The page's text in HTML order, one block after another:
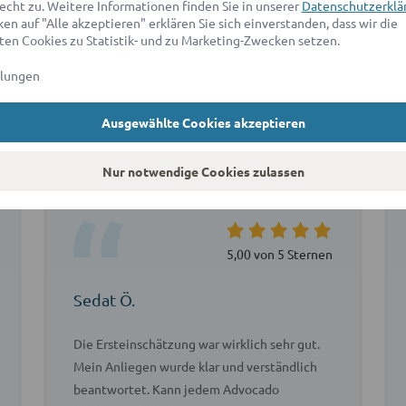
unsere Kunden über
5,00 von 5 Sternen
Sedat Ö.
Die Ersteinschätzung war wirklich sehr gut.
Mein Anliegen wurde klar und verständlich
beantwortet. Kann jedem Advocado
zu. Weitere Informationen finden Sie in unserer
auf "Alle akzeptieren" erklären Sie sich einverstanden, dass wir die
Cookies zu Statistik- und zu Marketing-Zwecken setzen.
Ausgewählte Cookies akzeptieren
Nur notwendige Cookies zulassen